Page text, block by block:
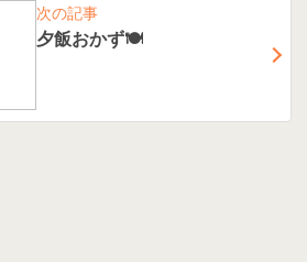
次の記事
夕飯おかず🍽️